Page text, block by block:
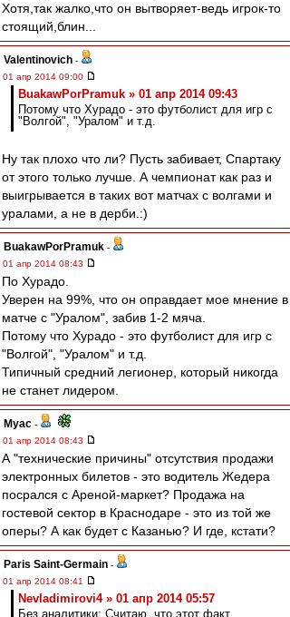
Хотя,так жалко,что он вытворяет-ведь игрок-то
стоящий,блин...
Valentinovich -
01 апр 2014 09:00
BuakawPorPramuk » 01 апр 2014 09:43
Потому что Хурадо - это футболист для игр с
"Волгой", "Уралом" и т.д.
Ну так плохо что ли? Пусть забивает, Спартаку
от этого только лучше. А чемпионат как раз и
выигрывается в таких вот матчах с волгами и
уралами, а не в дерби.:)
BuakawPorPramuk -
01 апр 2014 08:43
По Хурадо.
Уверен на 99%, что он оправдает мое мнение в
матче с "Уралом", забив 1-2 мяча.
Потому что Хурадо - это футболист для игр с
"Волгой", "Уралом" и т.д.
Типичный средний легионер, который никогда
не станет лидером.
Myac -
01 апр 2014 08:43
А "технические причины" отсутствия продажи
электронных билетов - это водитель Жедера
посрался с Ареной-маркет? Продажа на
гостевой сектор в Краснодаре - это из той же
оперы? А как будет с Казанью? И где, кстати?
Paris Saint-Germain -
01 апр 2014 08:41
Nevladimirovi4 » 01 апр 2014 05:57
Без аналитики: Считаю, что этот факт